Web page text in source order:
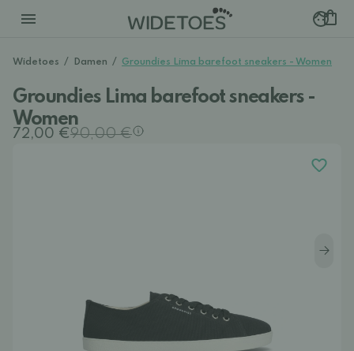
Widetoes / Damen / Groundies Lima barefoot sneakers - Women
Groundies Lima barefoot sneakers -
Women
72,00 €90,00 €